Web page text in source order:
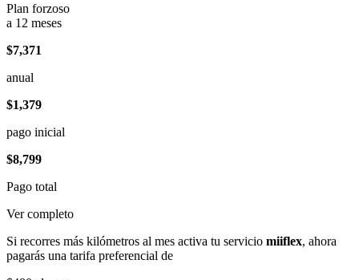
Plan forzoso
a 12 meses
$7,371
anual
$1,379
pago inicial
$8,799
Pago total
Ver completo
Si recorres más kilómetros al mes activa tu servicio miiflex, ahora
pagarás una tarifa preferencial de